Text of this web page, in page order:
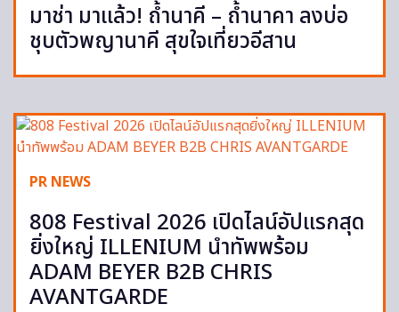
มาช่า มาแล้ว! ถ้ำนาคี – ถ้ำนาคา ลงบ่อ
ชุบตัวพญานาคี สุขใจเที่ยวอีสาน
PR NEWS
808 Festival 2026 เปิดไลน์อัปแรกสุด
ยิ่งใหญ่ ILLENIUM นำทัพพร้อม
ADAM BEYER B2B CHRIS
AVANTGARDE